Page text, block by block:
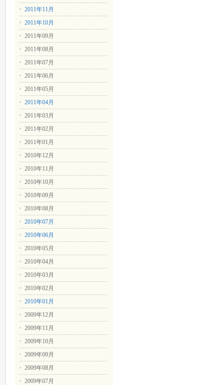
2011年11月
2011年10月
2011年09月
2011年08月
2011年07月
2011年06月
2011年05月
2011年04月
2011年03月
2011年02月
2011年01月
2010年12月
2010年11月
2010年10月
2010年09月
2010年08月
2010年07月
2010年06月
2010年05月
2010年04月
2010年03月
2010年02月
2010年01月
2009年12月
2009年11月
2009年10月
2009年09月
2009年08月
2009年07月